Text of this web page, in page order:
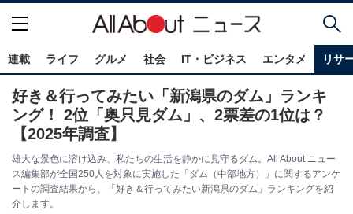
連載 ライフ グルメ 社会 IT・ビジネス エンタメ リサ
好き＆行ってみたい「新潟県のダム」ランキ
ング！ 2位「奥只見ダム」、2票差の1位は？
【2025年調査】
雄大な景色に溶け込み、私たちの生活を静かに見守るダム。All About ニュー
ス編集部が全国250人を対象に実施した「ダム（中部地方）」に関するアンケ
ートの調査結果から、「好き＆行ってみたい新潟県のダム」ランキングを紹
介します。